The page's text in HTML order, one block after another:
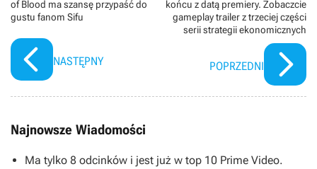
of Blood ma szansę przypaść do
gustu fanom Sifu
NASTĘPNY
końcu z datą premiery. Zobaczcie
gameplay trailer z trzeciej części
serii strategii ekonomicznych
POPRZEDNI
Najnowsze Wiadomości
Ma tylko 8 odcinków i jest już w top 10 Prime Video.